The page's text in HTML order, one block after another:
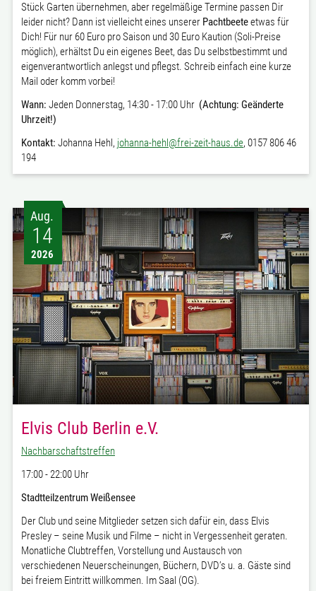
Stück Garten übernehmen, aber regelmäßige Termine passen Dir
leider nicht? Dann ist vielleicht eines unserer Pachtbeeteetwas für
Dich! Für nur 60 Euro pro Saison und 30 Euro Kaution (Soli-Preise
möglich), erhältst Du ein eigenes Beet, das Du selbstbestimmt und
eigenverantwortlich anlegst und pflegst. Schreib einfach eine kurze
Mail oder komm vorbei!
Wann: Jeden Donnerstag, 14:30 - 17:00 Uhr (Achtung: Geänderte
Uhrzeit!)
Kontakt: Johanna Hehl, johanna-hehl@frei-zeit-haus.de, 0157 806 46
194
Aug.
14
2026
Elvis Club Berlin e.V.
Nachbarschaftstreffen
17:00 - 22:00 Uhr
Stadtteilzentrum Weißensee
Der Club und seine Mitglieder setzen sich dafür ein, dass Elvis
Presley – seine Musik und Filme – nicht in Vergessenheit geraten.
Monatliche Clubtreffen, Vorstellung und Austausch von
verschiedenen Neuerscheinungen, Büchern, DVD’s u. a. Gäste sind
bei freiem Eintritt willkommen. Im Saal (OG).